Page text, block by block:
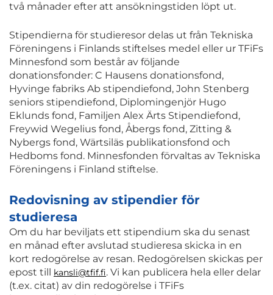
två månader efter att ansökningstiden löpt ut.
Stipendierna för studieresor delas ut från Tekniska
Föreningens i Finlands stiftelses medel eller ur TFiFs
Minnesfond som består av följande
donationsfonder: C Hausens donationsfond,
Hyvinge fabriks Ab stipendiefond, John Stenberg
seniors stipendiefond, Diplomingenjör Hugo
Eklunds fond, Familjen Alex Ärts Stipendiefond,
Freywid Wegelius fond, Åbergs fond, Zitting &
Nybergs fond, Wärtsiläs publikationsfond och
Hedboms fond. Minnesfonden förvaltas av Tekniska
Föreningens i Finland stiftelse.
Redovisning av stipendier för
studieresa
Om du har beviljats ett stipendium ska du senast
en månad efter avslutad studieresa skicka in en
kort redogörelse av resan. Redogörelsen skickas per
epost till kansli@tfif.fi. Vi kan publicera hela eller delar
(t.ex. citat) av din redogörelse i TFiFs